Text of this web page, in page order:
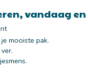
vandaag
mooiste pak.